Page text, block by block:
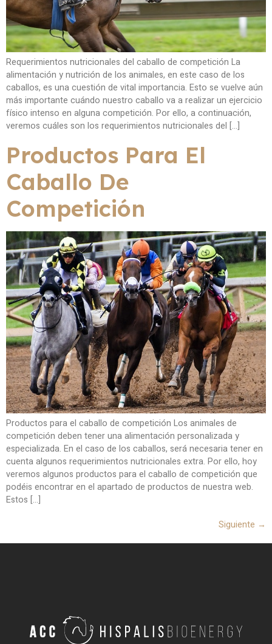
Requerimientos nutricionales del caballo de competición La
alimentación y nutrición de los animales, en este caso de los
caballos, es una cuestión de vital importancia. Esto se vuelve aún
más importante cuándo nuestro caballo va a realizar un ejercicio
físico intenso en alguna competición. Por ello, a continuación,
veremos cuáles son los requerimientos nutricionales del […]
Productos Para El
Caballo De
Competición
Productos para el caballo de competición Los animales de
competición deben tener una alimentación personalizada y
especializada. En el caso de los caballos, será necesaria tener en
cuenta algunos requerimientos nutricionales extra. Por ello, hoy
veremos algunos productos para el caballo de competición que
podéis encontrar en el apartado de productos de nuestra web.
Estos […]
Siguiente →